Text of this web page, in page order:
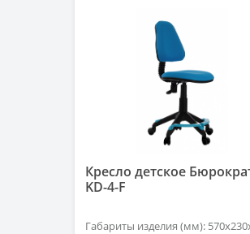
Кресло детское
KD-4-F
Габариты изделия (мм):